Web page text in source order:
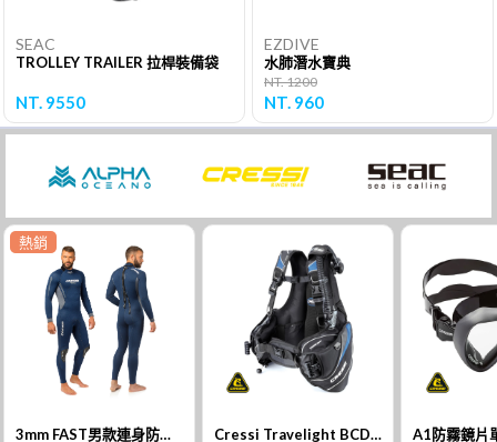
SEAC
TROLLEY TRAILER 拉桿裝備袋
NT. 9550
EZDIVE
水肺潛水寶典
NT. 1200
NT. 960
熱銷
3mm FAST男款連身防寒衣 Cressi Travelight BCD 浮力背心 A1防霧鏡片